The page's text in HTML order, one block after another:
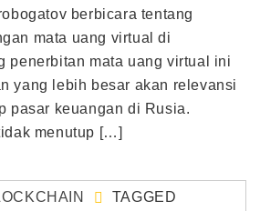
berbicara tentang
mata uang virtual di
penerbitan mata uang virtual ini
yang lebih besar akan relevansi
pasar keuangan di Rusia.
menutup […]
TAGGED